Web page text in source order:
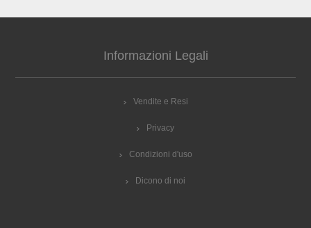
Informazioni Legali
Vendite e Resi
Privacy
Condizioni d'uso
Dicono di noi